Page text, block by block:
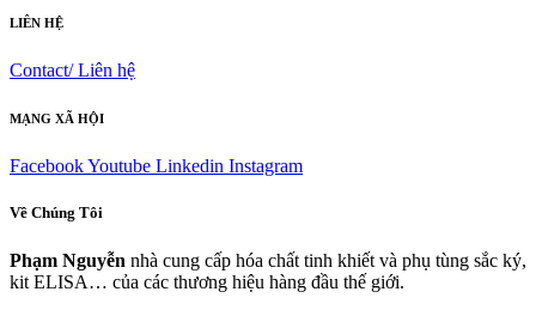
LIÊN HỆ
Contact/ Liên hệ
MẠNG XÃ HỘI
FacebookYoutube Linkedin Instagram
Về Chúng Tôi
Phạm Nguyễn nhà cung cấp hóa chất tinh khiết và phụ tùng sắc ký,
kit ELISA… của các thương hiệu hàng đầu thế giới.